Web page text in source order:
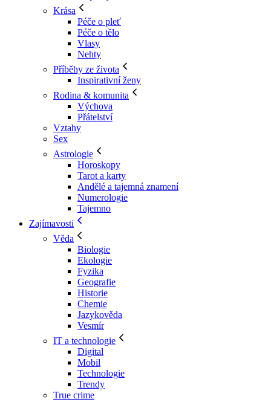
Krása
Péče o pleť
Péče o tělo
Vlasy
Nehty
Příběhy ze života
Inspirativní ženy
Rodina & komunita
Výchova
Přátelství
Vztahy
Sex
Astrologie
Horoskopy
Tarot a karty
Andělé a tajemná znamení
Numerologie
Tajemno
Zajímavosti
Věda
Biologie
Ekologie
Fyzika
Geografie
Historie
Chemie
Jazykověda
Vesmír
IT a technologie
Digital
Mobil
Technologie
Trendy
True crime